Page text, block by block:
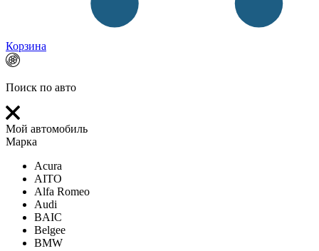
Корзина
Поиск по авто
Мой автомобиль
Марка
Acura
AITO
Alfa Romeo
Audi
BAIC
Belgee
BMW